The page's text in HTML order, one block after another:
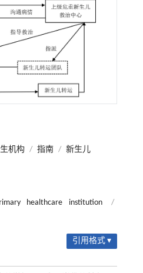
机构 / 指南 / 新生儿
healthcare institution
/
引用格式 ▾